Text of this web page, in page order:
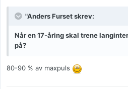
"Anders Furset skrev:
Når en 17-åring skal trene
på?
80-90 % av maxpuls